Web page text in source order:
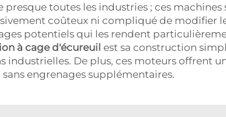
toutes les industries ; ces
coûteux ni compliqué de modifier
potentiels qui les rendent
à cage d'écureuil est sa construction
De plus, ces moteurs offrent
engrenages supplémentaires.